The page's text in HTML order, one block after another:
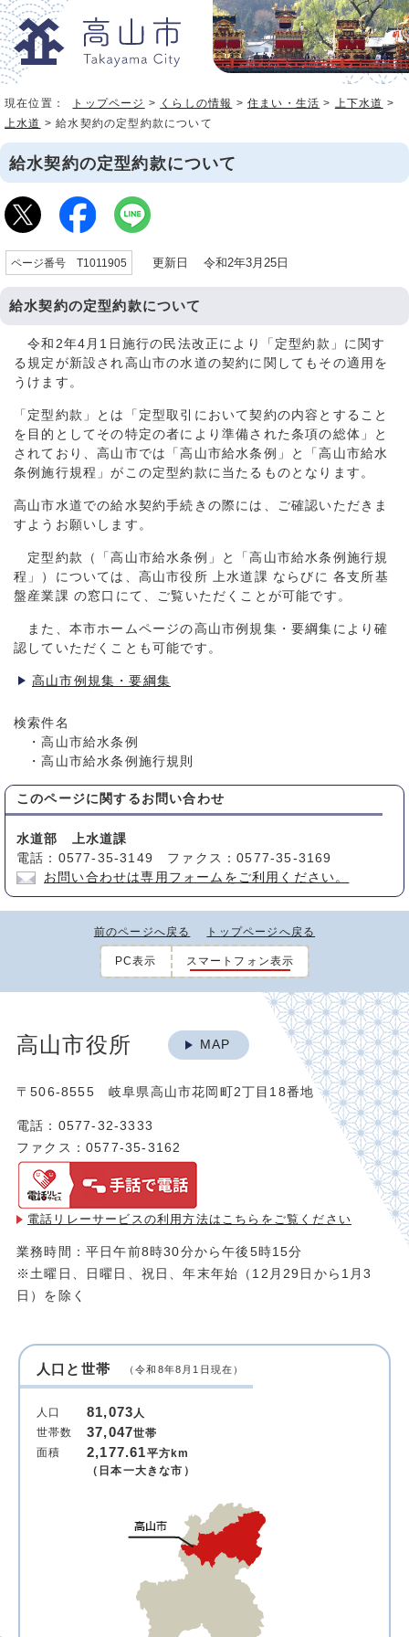
現在位置： トップページ > くらしの情報 >住まい・生活 > 上下水道 >
上水道 > 給水契約の定型約款について
給水契約の定型約款について
ページ番号 T1011905 更新日 令和2年3月25日
給水契約の定型約款について
令和2年4月1日施行の民法改正により「定型約款」に関す
る規定が新設され高山市の水道の契約に関してもその適用を
うけます。
「定型約款」とは「定型取引において契約の内容とすること
を目的としてその特定の者により準備された条項の総体」と
されており、高山市では「高山市給水条例」と「高山市給水
条例施行規程」がこの定型約款に当たるものとなります。
高山市水道での給水契約手続きの際には、ご確認いただきま
すようお願いします。
定型約款（「高山市給水条例」と「高山市給水条例施行規
程」）については、高山市役所 上水道課 ならびに 各支所基
盤産業課 の窓口にて、ご覧いただくことが可能です。
また、本市ホームページの高山市例規集・要綱集により確
認していただくことも可能です。
高山市例規集・要綱集
検索件名
・高山市給水条例
・高山市給水条例施行規則
このページに関する お問い合わせ
水道部 上水道課
電話：0577-35-3149 ファクス：0577-35-3169
お問い合わせは専用フォームをご利用ください。
前のページへ戻る トップページへ戻る
PC表示 スマートフォン表示
高山市役所 MAP
〒506-8555 岐阜県高山市花岡町2丁目18番地
電話：0577-32-3333
ファクス：0577-35-3162
電話リレーサービスの利用方法は こちらをご覧ください
業務時間：平日午前8時30分から午後5時15分
※土曜日、日曜日、祝日、年末年始（12月29日から1月3
日）を除く
人口と世帯 （令和8年8月1日現在）
人口 81,073人
世帯数
37,047世帯
面積
2,177.61平方km
（日本一大きな市）